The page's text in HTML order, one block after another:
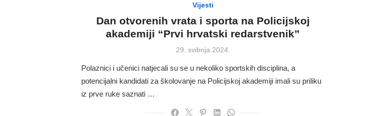
Vijesti
Dan otvorenih vrata i sporta na Policijskoj
akademiji “Prvi hrvatski redarstvenik”
Posted
29. svibnja 2024.
Polaznici i učenici natjecali su se u nekoliko sportskih disciplina, a
potencijalni kandidati za školovanje na Policijskoj akademiji imali su priliku
iz prve ruke saznati …